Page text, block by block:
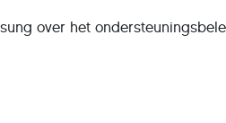
over het